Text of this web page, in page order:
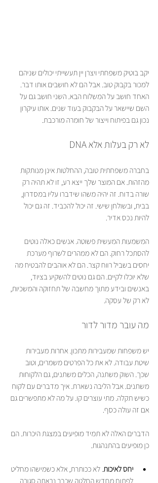
יקב בוטיק משפחתי ויצרן יין תעשייתי יכולים שניהם
למכור בקבוק טוב. אבל הם לא חושבים אותו דבר.
האחד חושב על המשלוח הבא. השני חושב גם על
השם שיישאר על הבקבוק בעוד שנים. אותו עיקרון
נכון גם בפיתוח וייצור של חומרה מורכבת.
לא רק בעלות אלא DNA
בחברה משפחתית טובה, ההחלטות אינן מנותקות
מהזהות. אם המוצר שלך ייצא רע, זו לא תהיה רק
שורה בדוח. זה יהיה משהו שידברו עליו במסדרון,
בבית, ובשולחן שישי. זה יכול להכביד. זה גם יכול
להיות נכס אדיר.
המשמעות המעשית פשוטה. אנשים כאלה נוטים
להסתכל רחוק. הם לא ממהרים לשרוף מערכת
יחסים בשביל רווח קצר. הם לא אוהבים להבטיח מה
שלא יוכלו לקיים. הם גם נוטים להשקיע בציוד,
באנשים ובידע מתוך מחשבה של תחזוקה והמשכיות,
לא רק של עסקה.
מה עובר מדור לדור
יש משפחות שמעבירות מתכון. אחרות מעבירות
שיטת עבודה. לא את כל הפרטים משמרים, וטוב
שכך. השוק משתנה, הכלים משתנים, גם הלקוחות
משתנים. אבל הליבה נשארת. איך מדברים עם לקוח
כשיש תקלה. מתי עוצרים קו. על מה לא מתפשרים גם
אם זה עולה כסף.
הדברים האלה לא תמיד מופיעים במצגת היכרות. הם
כן מופיעים בהתנהגות.
יחס לאיכות. לא ככותרת, אלא כשמישהו מחליט
לפתוח מחדש החלטה שכבר נראתה סגורה.